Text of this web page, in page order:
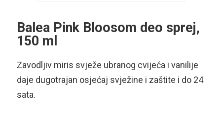
Balea Pink Bloosom deo sprej,
150 ml
Zavodljiv miris svježe ubranog cvijeća i vanilije
daje dugotrajan osjećaj svježine i zaštite i do 24
sata.